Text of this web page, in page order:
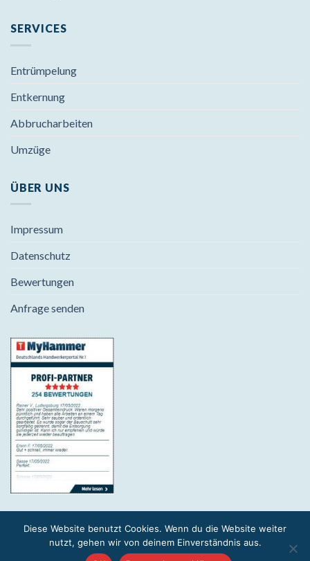
SERVICES
Entrümpelung
Entkernung
Abbrucharbeiten
Umzüge
ÜBER UNS
Impressum
Datenschutz
Bewertungen
Anfrage senden
2026 © SAHARA 75 | All Right reserved.
Designed byUNOFLEX Webagentur Pfungstadt
Diese Website benutzt Cookies. Wenn du die Website weiter
nutzt, gehen wir von deinem Einverständnis aus.